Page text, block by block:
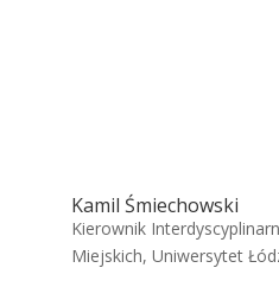
Kamil Śmiechowski
Kierownik
Miejskich, Uniwersytet